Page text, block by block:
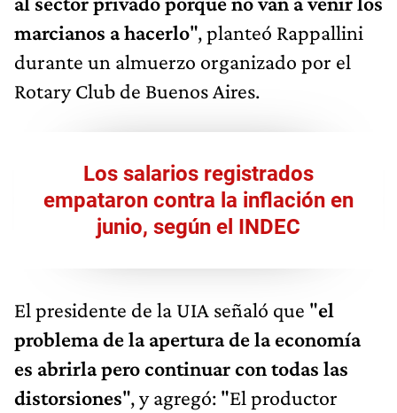
marcianos a hacerlo", planteó Rappallini
durante un almuerzo organizado por el
Rotary Club de Buenos Aires.
Los salarios registrados
empataron contra la inflación en
junio, según el INDEC
El presidente de la UIA señaló que "el
problema de la apertura de la economía
es abrirla pero continuar con todas las
distorsiones", y agregó: "El productor